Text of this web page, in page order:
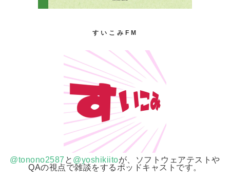
すいこみFM
@tonono2587 と @yoshikiitoが、ソフトウェアテストや
QAの視点で雑談をするポッドキャストです。